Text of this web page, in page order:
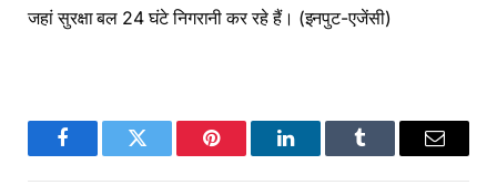
जहां सुरक्षा बल 24 घंटे निगरानी कर रहे हैं। (इनपुट-एजेंसी)
FacebookTwitter Pinterest LinkedInTumblr Email